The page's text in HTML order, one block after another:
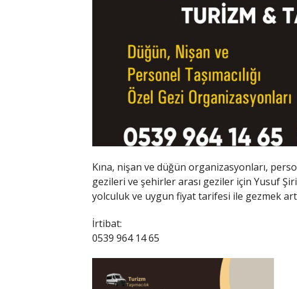
Kına, nişan ve düğün organizasyonları,
gezileri ve şehirler arası geziler için Yusuf
yolculuk ve uygun fiyat tarifesi ile gezmek
İrtibat:
0539 964 14 65